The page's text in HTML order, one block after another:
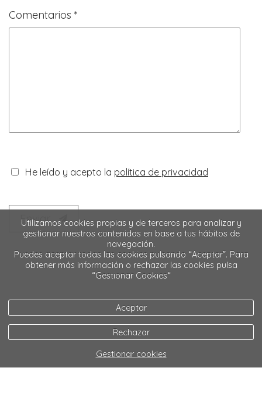
Comentarios *
He leído y acepto la política de privacidad
Enviar
Utilizamos cookies propias y de terceros para analizar y
gestionar nuestros contenidos en base a tus hábitos de
navegación.
Puedes aceptar todas las cookies pulsando “Aceptar”. Para
obtener más información o rechazar las cookies pulsa
“Gestionar Cookies“
Aceptar
Rechazar
Gestionar cookies